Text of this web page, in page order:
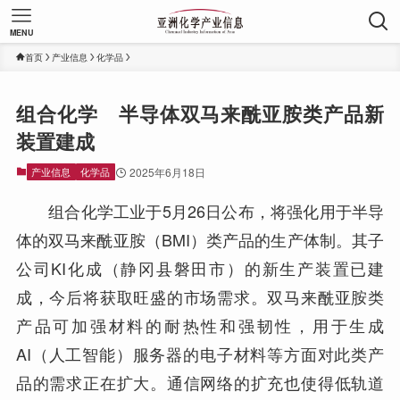
MENU
首页 产业信息 化学品
组合化学 半导体双马来酰亚胺类产品新
装置建成
产业信息 化学品 2025年6月18日
组合化学工业于5月26日公布，将强化用于半导
体的双马来酰亚胺（BMI）类产品的生产体制。其子
公司KI化成（静冈县磐田市）的新生产装置已建
成，今后将获取旺盛的市场需求。双马来酰亚胺类
产品可加强材料的耐热性和强韧性，用于生成
AI（人工智能）服务器的电子材料等方面对此类产
品的需求正在扩大。通信网络的扩充也使得低轨道